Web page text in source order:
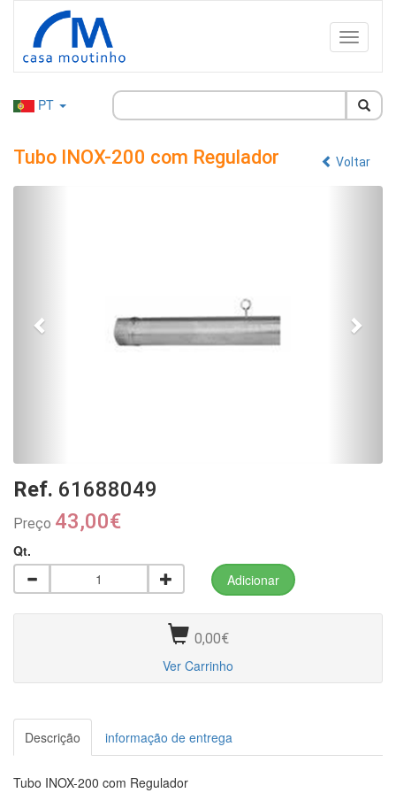
PT
Tubo INOX-200 com Regulador Voltar
Ref. 61688049
Preço 43,00€
Qt.
0,00€
Ver Carrinho
Descrição informação de entrega
Tubo INOX-200 com Regulador